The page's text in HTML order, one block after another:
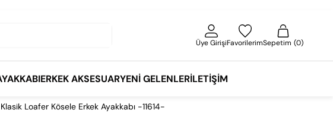
Üye GirişiFavorilerimSepetim 0
ERKEK AKSESUARYENI GELENLERİLETIŞIM
Loafer Kösele Erkek Ayakkabı -11614-